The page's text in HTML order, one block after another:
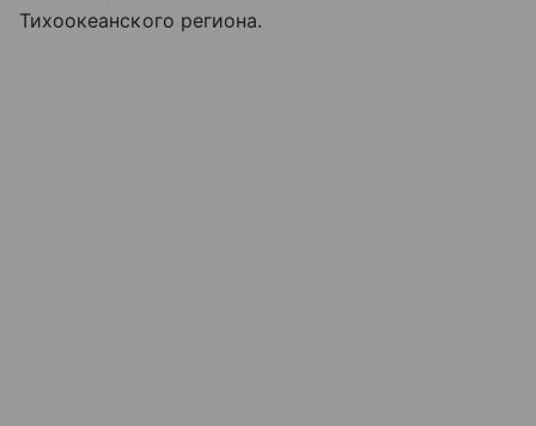
Тихоокеанского региона.